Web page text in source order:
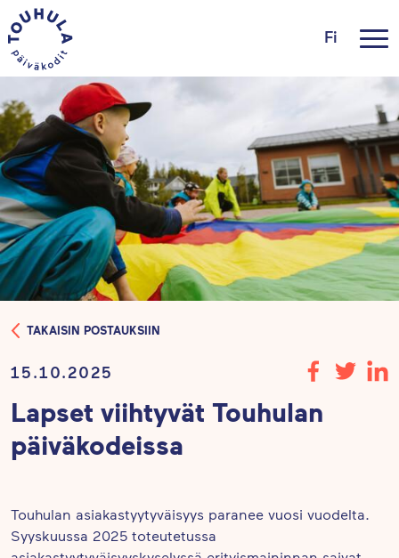
Fi
TAKAISIN POSTAUKSIIN
15.10.2025
Lapset viihtyvät Touhulan
päiväkodeissa
Touhulan asiakastyytyväisyys paranee vuosi vuodelta.
Syyskuussa 2025 toteutetussa